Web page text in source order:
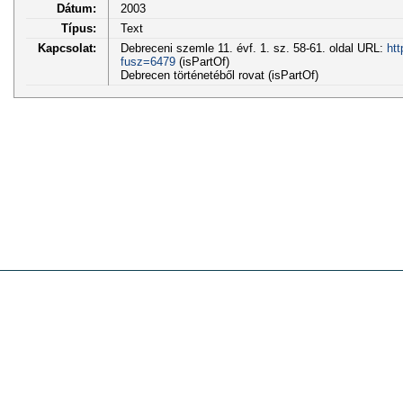
Dátum:
2003
Típus:
Text
Kapcsolat:
Debreceni szemle 11. évf. 1. sz. 58-61. oldal URL:
fusz=6479(isPartOf)
Debrecen történetéből rovat (isPartOf)